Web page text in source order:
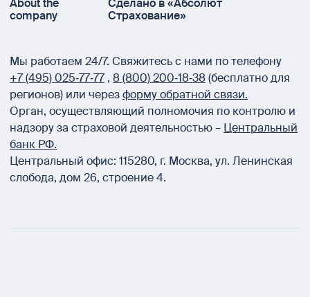
About the
company
Сделано в «Абсолют
Страхование»
Мы работаем 24/7. Свяжитесь с нами по телефону
+7 (495) 025‑77‑77 , 8 (800) 200‑18‑38(бесплатно для
регионов) или черезформу обратной связи.
Орган, осуществляющий полномочия по контролю и
надзору за страховой деятельностью – Центральный
банк РФ.
Центральный офис: 115280, г. Москва, ул. Ленинская
слобода, дом 26, строение 4.